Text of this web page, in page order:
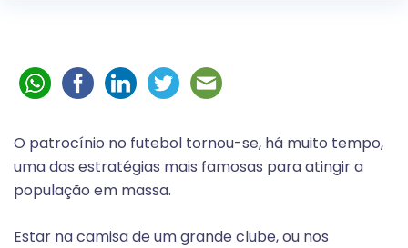
O patrocínio no futebol tornou-se, há muito tempo,
uma das estratégias mais famosas para atingir a
população em massa.
Estar na camisa de um grande clube, ou nos